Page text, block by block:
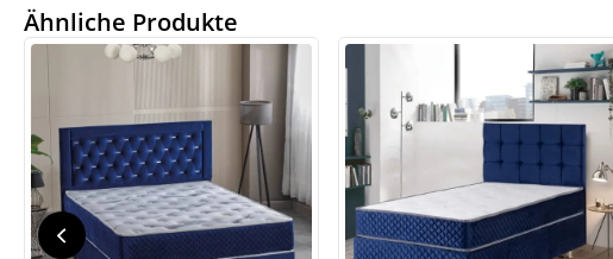
Ähnliche Produkte